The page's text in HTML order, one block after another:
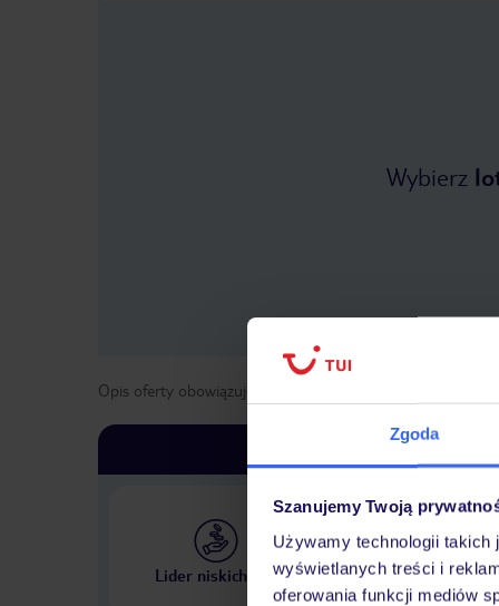
Zgoda
Szanujemy Twoją
Używamy technologii
wyświetlanych treści i
oferowania funkcji mediów
Wybierz
Opis oferty obowiązuje dla wyjazdów w terminie
Lider niskich cen
Największe biuro
w Polsce